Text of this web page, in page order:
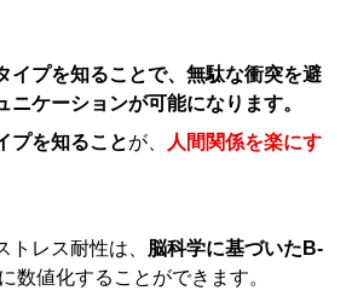
イプを知ることで、無駄な衝突を避
ニケーションが可能になります。
プを知ることが、
人間関係を楽にす
トレス耐性は、 脳科学に基づいたB-
数値化することができます。